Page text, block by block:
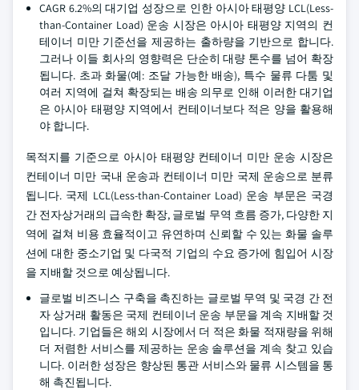
CAGR 6.2%의 대기업 성장으로 인한 아시아 태평양 LCL(Less-
than-Container Load) 운송 시장은 아시아 태평양 지역의 컨
테이너 미만 기준선을 제공하는 출하량을 기반으로 합니다.
그러나 이들 회사의 영향력은 단순히 대량 톤수를 넘어 확장
됩니다. 초과 화물(예: 조달 가능한 배송), 특수 물류 다툼 및
여러 지역에 걸쳐 확장되는 배송 의무로 인해 이러한 대기업
은 아시아 태평양 지역에서 컨테이너보다 적은 양을 활용해
야 합니다.
목적지를 기준으로 아시아 태평양 컨테이너 미만 운송 시장은
컨테이너 미만 국내 운송과 컨테이너 미만 국제 운송으로 분류
됩니다. 국제 LCL(Less-than-Container Load) 운송 부문은 국경
간 전자상거래의 급속한 확장, 글로벌 무역 흐름 증가, 다양한 지
역에 걸쳐 비용 효율적이고 유연하며 신뢰할 수 있는 화물 솔루
션에 대한 중소기업 및 다국적 기업의 수요 증가에 힘입어 시장
을 지배할 것으로 예상됩니다.
글로벌 비즈니스 구축을 촉진하는 글로벌 무역 및 국경 간 전
자 상거래 활동은 국제 컨테이너 운송 부문을 계속 지배할 것
입니다. 기업들은 해외 시장에서 더 적은 화물 적재량을 위해
더 저렴한 서비스를 제공하는 운송 솔루션을 계속 찾고 있습
니다. 이러한 성장은 향상된 통관 서비스와 물류 시스템을 통
해 촉진됩니다.